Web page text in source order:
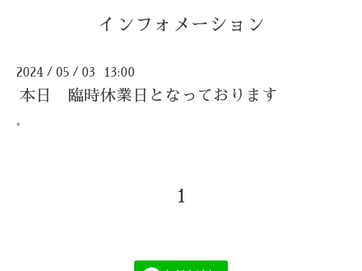
インフォメーション
2024 / 05 / 03 13:00
本日 臨時休業日となっております
。
1